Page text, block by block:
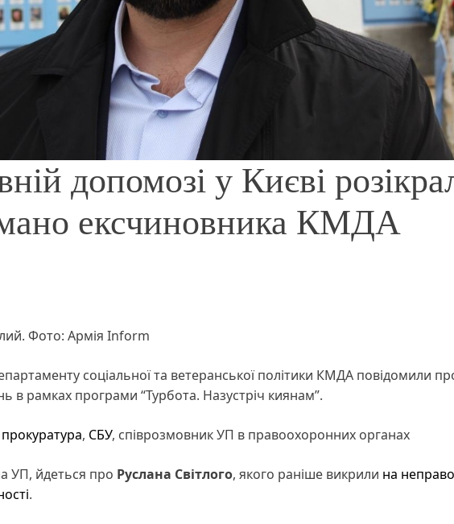
допомозі у Києві
ексчиновника КМДА
Фото: Армія Inform
соціальної та ветеранської політики КМДА повідомили
в рамках програми “Турбота. Назустріч киянам”.
прокуратура, СБУ, співрозмовник УП в правоохоронних органах
УП, йдеться про Руслана Світлого, якого раніше викрили на
.